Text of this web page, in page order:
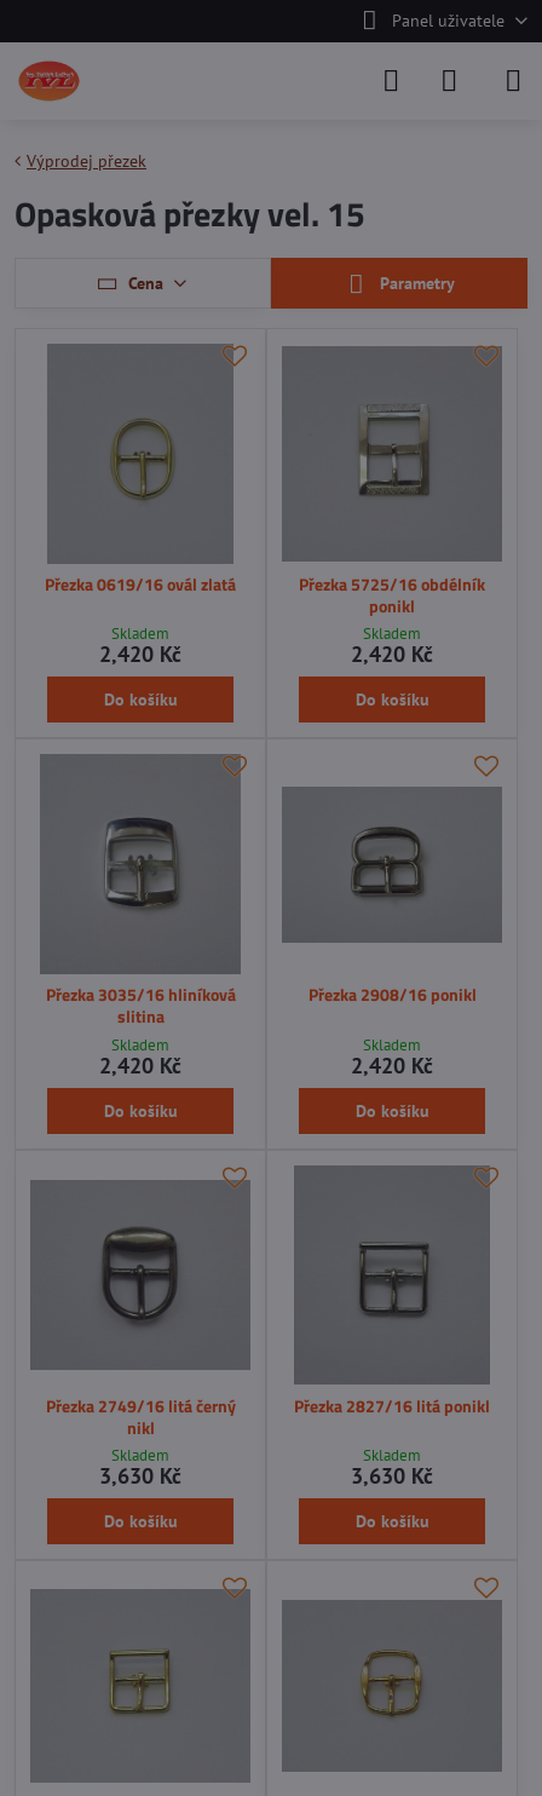
Panel uživatele
Výprodej přezek
Opasková přezky vel. 15
Cena Parametry
Přezka 0619/16 ovál zlatá
Skladem
2,420 Kč
Do košíku
Přezka 5725/16 obdélník
ponikl
Skladem
2,420 Kč
Do košíku
Přezka 3035/16 hliníková
slitina
Skladem
2,420 Kč
Do košíku
Přezka 2908/16 ponikl
Skladem
2,420 Kč
Do košíku
Přezka 2749/16 litá černý
nikl
Skladem
3,630 Kč
Do košíku
Přezka 2827/16 litá ponikl
Skladem
3,630 Kč
Do košíku